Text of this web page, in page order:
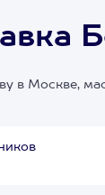
в Москве,